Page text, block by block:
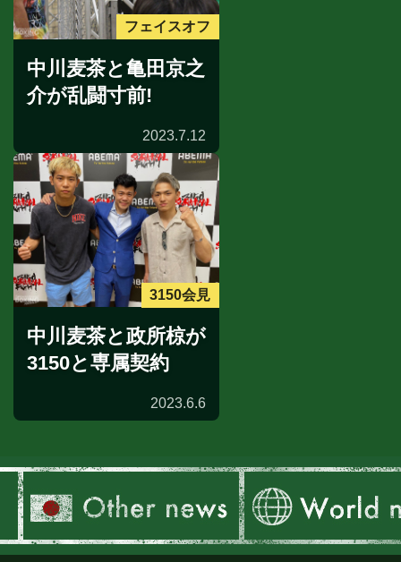
フェイスオフ
中川麦茶と亀田京之
介が乱闘寸前!
2023.7.12
3150会見
中川麦茶と政所椋が
3150と専属契約
2023.6.6